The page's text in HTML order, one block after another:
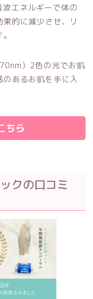
エネルギーで体の
的に減少させ、リ
）2色の光でお肌
あるお肌を手に入
ちら
クの口コミ